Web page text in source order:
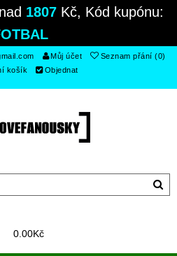
1807 Kč, Kód kupónu:
Můj účet
Seznam přání (0)
košík
Objednat
0.00Kč